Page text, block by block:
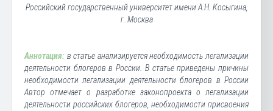
Российский государственный университет имени А.Н. Косыгина,
г. Москва
Аннотация: в статье анализируется необходимость легализации
деятельности блогеров в России. В статье приведены причины
необходимости легализации деятельности блогеров в России
Автор отмечает о разработке законопроекта о легализации
деятельности российских блогеров, необходимости присвоения